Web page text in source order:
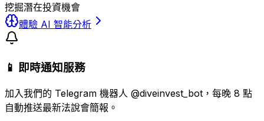
挖掘潛在投資機會
體驗 AI 智能分析
📱 即時通知服務
加入我們的 Telegram 機器人 @diveinvest_bot，每晚 8 點
自動推送最新法說會簡報。